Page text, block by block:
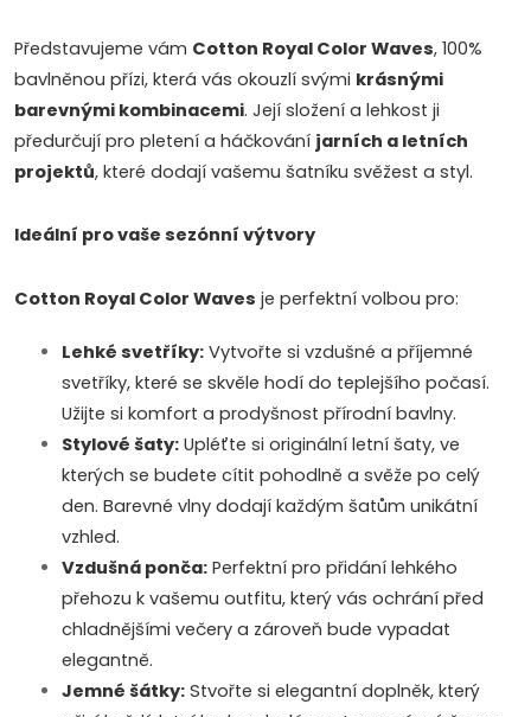
á
d
a
í
p
Představujeme vám Cotton Royal Color Waves, 100%
bavlněnou přízi, která vás okouzlí svými krásnými
barevnými kombinacemi. Její složení a lehkost ji
předurčují pro pletení a háčkování jarních a letních
projektů, které dodají vašemu šatníku svěžest a styl.
Ideální pro vaše sezónní výtvory
Cotton Royal Color Waves je perfektní volbou pro:
Lehké svetříky: Vytvořte si vzdušné a příjemné
svetříky, které se skvěle hodí do teplejšího počasí.
Užijte si komfort a prodyšnost přírodní bavlny.
Stylové šaty: Upléťte si originální letní šaty, ve
kterých se budete cítit pohodlně a svěže po celý
den. Barevné vlny dodají každým šatům unikátní
vzhled.
Vzdušná ponča: Perfektní pro přidání lehkého
přehozu k vašemu outfitu, který vás ochrání před
chladnějšími večery a zároveň bude vypadat
elegantně.
Jemné šátky: Stvořte si elegantní doplněk, který
Doprava a platby Prodejna Blog a návody